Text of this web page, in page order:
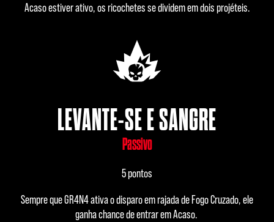
Acaso estiver ativo, os ricochetes se dividem em dois projéteis.
LEVANTE-SE E SANGRE
Passivo
5 pontos
Sempre que GR4N4 ativa o disparo em rajada de Fogo Cruzado, ele
ganha chance de entrar em Acaso.